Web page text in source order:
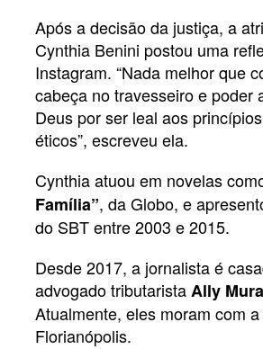
Após a decisão da justiça, a
Cynthia Benini postou uma
Instagram. “Nada melhor que
cabeça no travesseiro e poder
Deus por ser leal aos
éticos”, escreveu ela.
Cynthia atuou em novelas
Família”, da Globo, e
do SBT entre 2003 e 2015.
Desde 2017, a jornalista é
advogado tributaristaAlly
Atualmente, eles moram com
Florianópolis.